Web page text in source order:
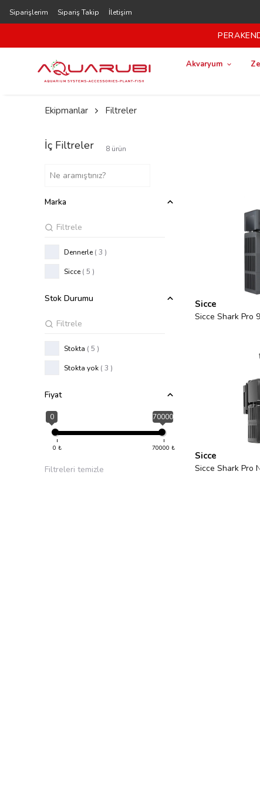
Siparişlerim Sipariş Takip İletişim
Akvaryum
Ekipmanlar Filtreler
İç Filtreler 8 ürün
Marka
Dennerle ( 3 )
Sicce ( 5 )
Stok Durumu
Stokta ( 5 )
Stokta yok ( 3 )
Fiyat
0 70000
0 ₺ 70000 ₺
Filtreleri temizle
Sicce
Sicce Shark Pro
Sicce
Sicce Shark Pro